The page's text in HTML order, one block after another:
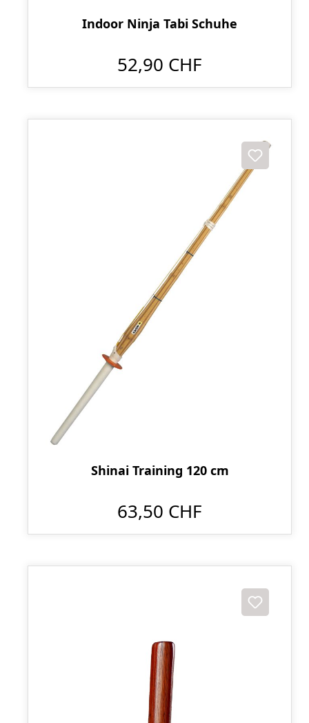
Indoor Ninja Tabi Schuhe
52,90 CHF
Shinai Training 120 cm
63,50 CHF